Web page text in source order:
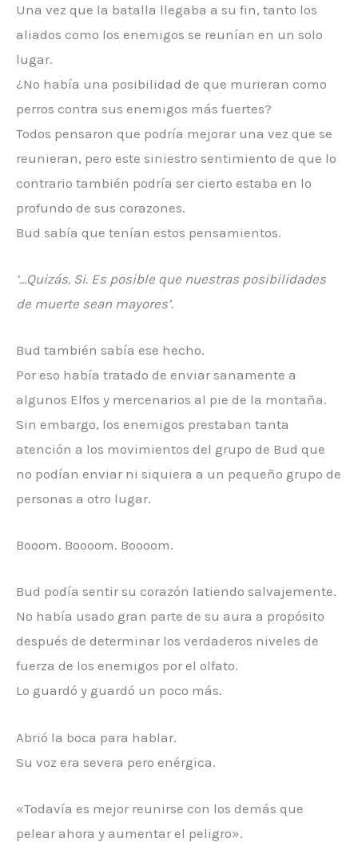
Una vez que la batalla llegaba a su fin, tanto los
aliados como los enemigos se reunían en un solo
lugar.
¿No había una posibilidad de que murieran como
perros contra sus enemigos más fuertes?
Todos pensaron que podría mejorar una vez que se
reunieran, pero este siniestro sentimiento de que lo
contrario también podría ser cierto estaba en lo
profundo de sus corazones.
Bud sabía que tenían estos pensamientos.
‘…Quizás. Si. Es posible que nuestras posibilidades
de muerte sean mayores’.
Bud también sabía ese hecho.
Por eso había tratado de enviar sanamente a
algunos Elfos y mercenarios al pie de la montaña.
Sin embargo, los enemigos prestaban tanta
atención a los movimientos del grupo de Bud que
no podían enviar ni siquiera a un pequeño grupo de
personas a otro lugar.
Booom. Boooom. Boooom.
Bud podía sentir su corazón latiendo salvajemente.
No había usado gran parte de su aura a propósito
después de determinar los verdaderos niveles de
fuerza de los enemigos por el olfato.
Lo guardó y guardó un poco más.
Abrió la boca para hablar.
Su voz era severa pero enérgica.
«Todavía es mejor reunirse con los demás que
pelear ahora y aumentar el peligro».